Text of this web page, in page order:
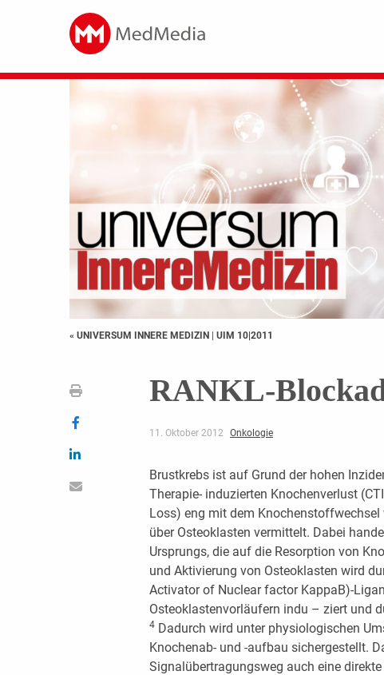
« UNIVERSUM INNERE MEDIZIN | UIM 10|2011
RANKL-
11. Oktober 2012 Onkologie
Brustkrebs ist auf Grund der hohen
Therapie- induzierten Knochenverlust
Loss) eng mit dem Knochenstoffwechsel
über Osteoklasten vermittelt. Dabei
Ursprungs, die auf die Resorption von
und Aktivierung von Osteoklasten wird
Activator of Nuclear factor KappaB)-
Osteoklastenvorläufern indu – ziert und
4Dadurch wird unter physiologischen
Knochenab- und -aufbau sichergestellt.
Signalübertragungsweg auch eine